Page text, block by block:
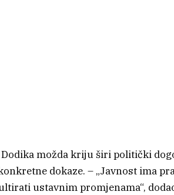
možda kriju širi politički
dokaze. – „Javnost ima
ustavnim promjenama“,